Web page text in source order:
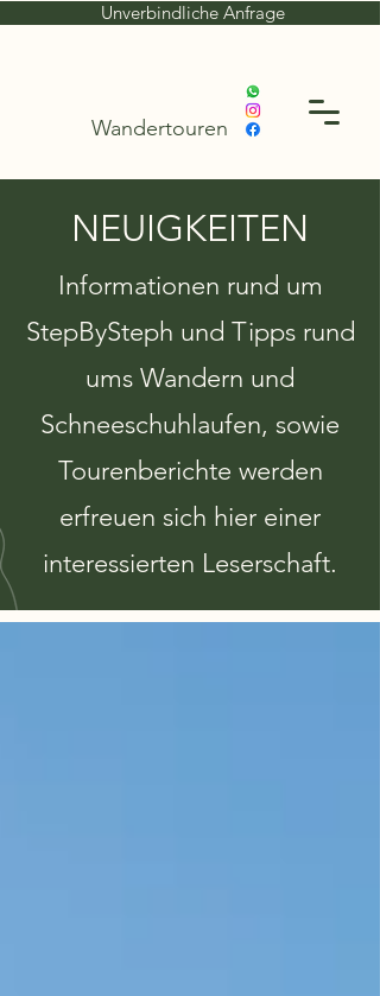
Wandertouren
Unverbindliche Anfrage
NEUIGKEITEN
Informationen rund um
StepBySteph und Tipps rund
ums Wandern und
Schneeschuhlaufen, sowie
Tourenberichte werden
erfreuen sich hier einer
interessierten Leserschaft.